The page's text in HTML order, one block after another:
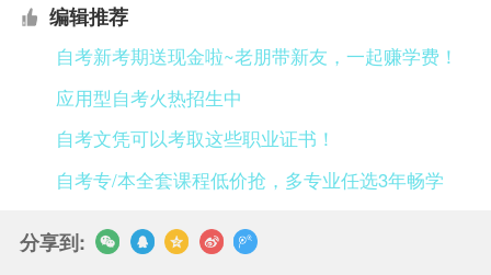
编辑推荐
自考新考期送现金啦~老朋带新友，一起赚学费！
应用型自考火热招生中
自考文凭可以考取这些职业证书！
自考专/本全套课程低价抢，多专业任选3年畅学
分享到: